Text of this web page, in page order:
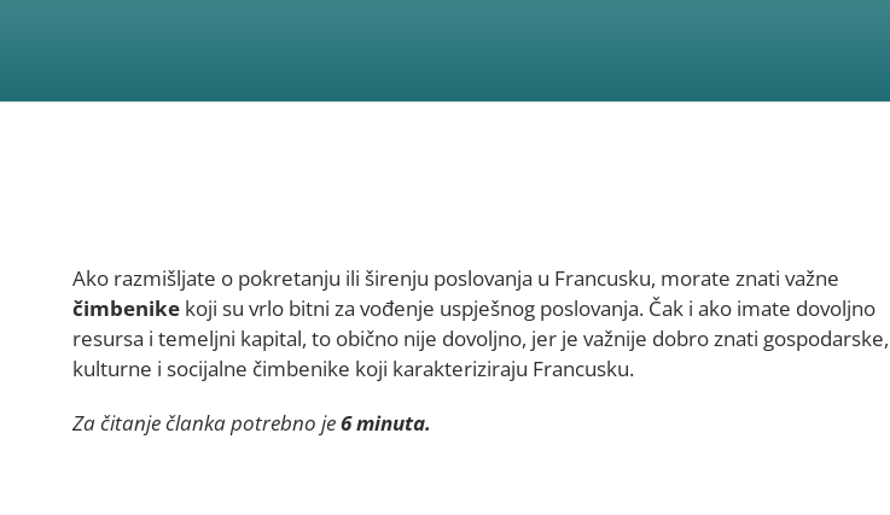
Ako razmišljate o pokretanju ili širenju poslovanja u Francusku, morate znati važne
čimbenike koji su vrlo bitni za vođenje uspješnog poslovanja. Čak i ako imate dovoljno
resursa i temeljni kapital, to obično nije dovoljno, jer je važnije dobro znati gospodarske,
kulturne i socijalne čimbenike koji karakteriziraju Francusku.
Za čitanje članka potrebno je6 minuta.